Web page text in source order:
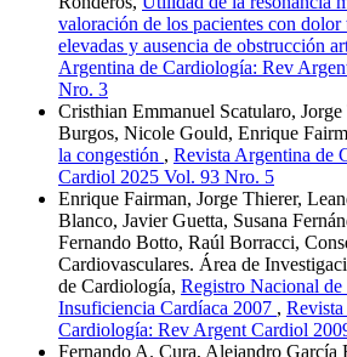
valoración de los pacientes con
elevadas y ausencia de obstrucción
Argentina de Cardiología: Rev
Nro. 3
Cristhian Emmanuel Scatularo,
Burgos, Nicole Gould, Enrique
la congestión , Revista Argentina de
Cardiol 2025 Vol. 93 Nro. 5
Enrique Fairman, Jorge Thierer,
Blanco, Javier Guetta, Susana
Fernando Botto, Raúl Borracci,
Cardiovasculares. Área de
de Cardiología, Registro Nacional
Insuficiencia Cardíaca 2007 ,
Cardiología: Rev Argent Cardiol
Fernando A. Cura, Alejandro García